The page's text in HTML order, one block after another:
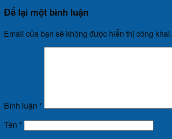
Để lại một bình luận
Email của bạn sẽ không được hiển thị công khai.
Bình luận *
Tên *